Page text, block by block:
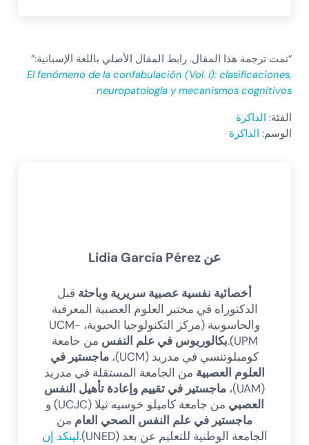
“تمت ترجمة هذا المقال. رابط المقال الأصلي باللغة الإسبانية:”
El fenómeno de la confabulación (Vol. I): clasificaciones,
neuropatología y mecanismos cognitivos
الفئة: الذاكرة
الوسم: الذاكرة
عن Lidia García Pérez
أخصائية نفسية عصبية سريرية وباحثة قبل
الدكتوراه في مختبر العلوم العصبية المعرفية
والحاسوبية (مركز التكنولوجيا الحيوية، UCM-
UPM). بكالوريوس في علم النفس من جامعة
كومبلوتنسي في مدريد (UCM)،
ماجستير في
العلوم العصبية من الجامعة المستقلة في مدريد
(UAM)،
ماجستير في تقييم وإعادة تأهيل النفس
العصبي من جامعة كاميلو خوسيه ثيلا (UCJC) و
ماجستير في علم النفس الصحي العام من
الجامعة الوطنية للتعليم عن بعد (UNED).
لينكد إن